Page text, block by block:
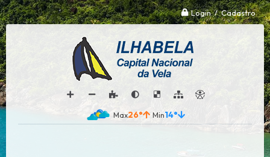
Login / Cadastro
26° 14°